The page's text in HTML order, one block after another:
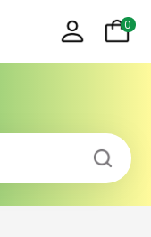
MINHA
CONTA
0